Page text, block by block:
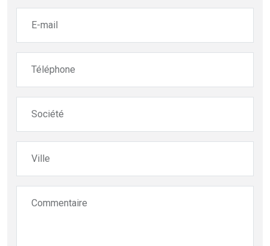
E-mail
Téléphone
Société
Ville
Commentaire